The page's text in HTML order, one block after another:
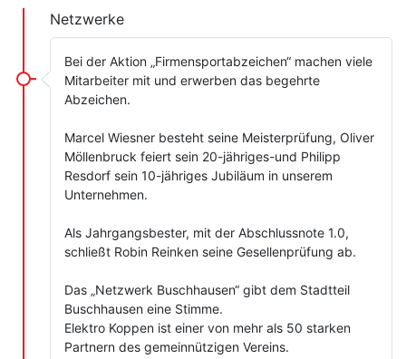
Netzwerke
Bei der Aktion „Firmensportabzeichen“ machen viele
Mitarbeiter mit und erwerben das begehrte
Abzeichen.
Marcel Wiesner besteht seine Meisterprüfung, Oliver
Möllenbruck feiert sein 20-jähriges-und Philipp
Resdorf sein 10-jähriges Jubiläum in unserem
Unternehmen.
Als Jahrgangsbester, mit der Abschlussnote 1.0,
schließt Robin Reinken seine Gesellenprüfung ab.
Das „Netzwerk Buschhausen“ gibt dem Stadtteil
Buschhausen eine Stimme.
Elektro Koppen ist einer von mehr als 50 starken
Partnern des gemeinnützigen Vereins.